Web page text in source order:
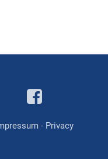
- Privacy